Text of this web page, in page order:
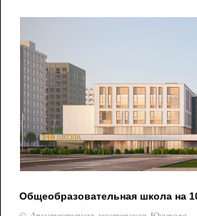
Общеобразовательная школа на